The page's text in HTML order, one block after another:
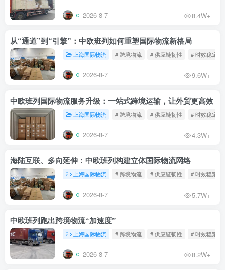
2026-8-7 8.4W+
从“通道”到“引擎”：中欧班列如何重塑国际物流新格局
上海国际物流 # 跨境物流 # 供应链韧性 # 时效稳定
2026-8-7 9.6W+
中欧班列国际物流服务升级：一站式跨境运输，让外贸更高效
上海国际物流 # 跨境物流 # 供应链韧性 # 时效稳定
2026-8-7 4.3W+
海陆互联、多向延伸：中欧班列构建立体国际物流网络
上海国际物流 # 跨境物流 # 供应链韧性 # 时效稳定
2026-8-7 5.7W+
中欧班列跑出跨境物流“加速度”
上海国际物流 # 跨境物流 # 供应链韧性 # 时效稳定
2026-8-7 8.2W+